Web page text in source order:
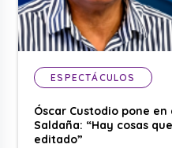
ESPECTÁCULOS
Óscar Custodio pone
Saldaña: “Hay cosas
editado”